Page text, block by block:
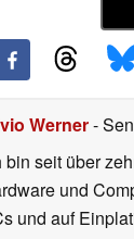
Werner-
bin seit über
und
und auf